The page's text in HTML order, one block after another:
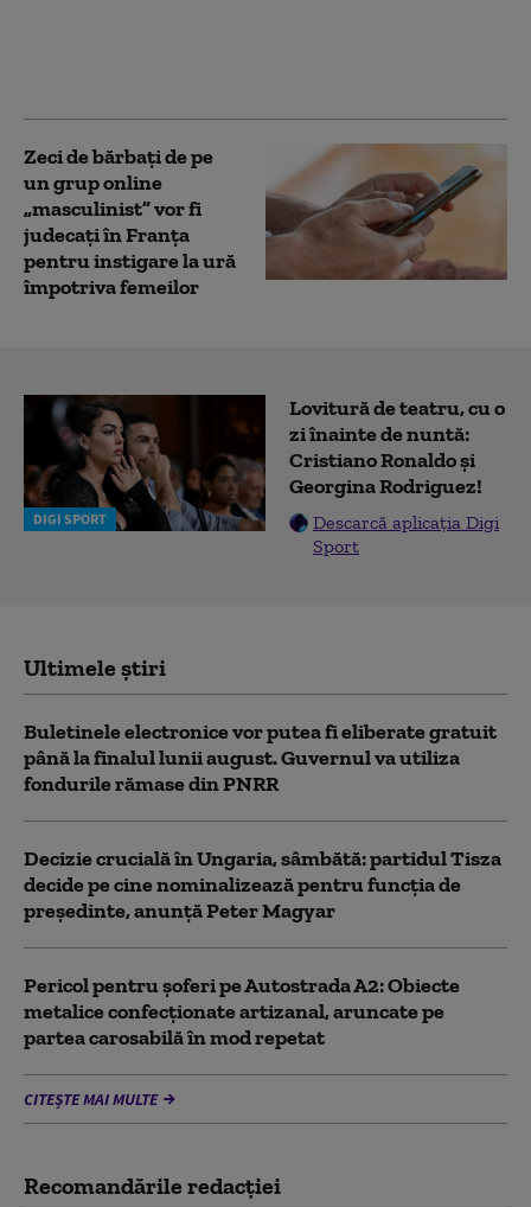
Zeci de bărbați de pe
un grup online
„masculinist” vor fi
judecați în Franța
pentru instigare la ură
împotriva femeilor
DIGI SPORT
Lovitură de teatru, cu o
zi înainte de nuntă:
Cristiano Ronaldo și
Georgina Rodriguez!
Descarcă aplicația Digi
Sport
Ultimele știri
Buletinele electronice vor putea fi eliberate gratuit
până la finalul lunii august. Guvernul va utiliza
fondurile rămase din PNRR
Decizie crucială în Ungaria, sâmbătă: partidul Tisza
decide pe cine nominalizează pentru funcția de
președinte, anunță Peter Magyar
Pericol pentru şoferi pe Autostrada A2: Obiecte
metalice confecţionate artizanal, aruncate pe
partea carosabilă în mod repetat
CITEȘTE MAI MULTE
Recomandările redacţiei